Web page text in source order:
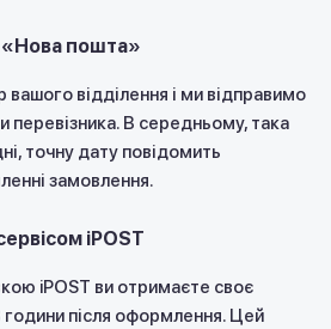
«Нова пошта»
відділення і ми відправимо
перевізника. В середньому, така
точну дату повідомить
замовлення.
iPOST
iPOST ви отримаєте своє
після оформлення. Цей